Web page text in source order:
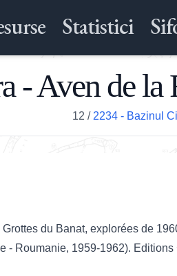
Statistici
- Aven de
12 / 2234 - Bazinul
du Banat, explorées de
- Roumanie, 1959-1962). Editions